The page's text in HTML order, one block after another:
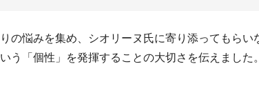
の悩みを集め、シオリーヌ氏に寄り添ってもら
う「個性」を発揮することの大切さを伝えまし